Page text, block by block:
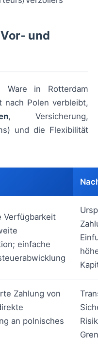
und
Ware in Rotterdam
Polen verbleibt,
, Versicherung,
und die Flexibilität
Verfügbarkeit
einfache
Zahlung von
an polnisches